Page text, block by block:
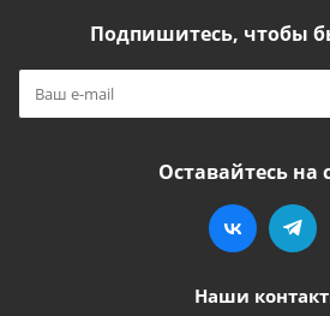
Подпишитесь, чтобы
Оставайтесь на
Наши